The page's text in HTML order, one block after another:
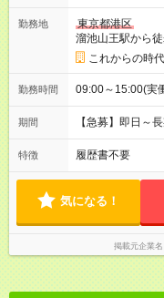
勤務地
東京都港区
溜池山王駅から
これからの時
勤務時間 09:00～15:00(
期間 【急募】即日～
特徴 履歴書不要
気になる！
掲載元企業名